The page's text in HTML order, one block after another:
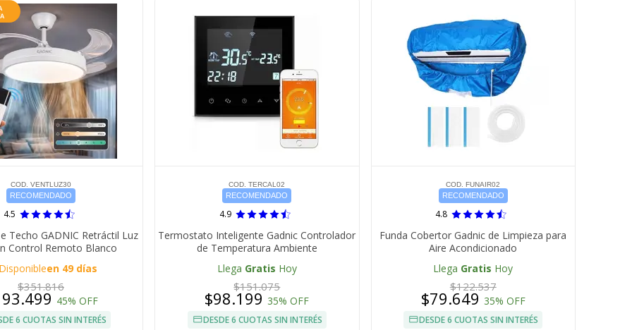
COD. VENTLUZ30
RECOMENDADO
4.5
Techo GADNIC Retráctil Luz
Control Remoto Blanco
en 49 días
$351.816
45% OFF
6 CUOTAS SIN INTERÉS
COD. TERCAL02
RECOMENDADO
4.9
Termostato Inteligente Gadnic Controlador
de Temperatura Ambiente
Llega Gratis Hoy
$151.075
$98.199 35% OFF
DESDE 6 CUOTAS SIN INTERÉS
COD. FUNAIR02
RECOMENDADO
4.8
Funda Cobertor Gadnic de Limpieza para
Aire Acondicionado
Llega Gratis Hoy
$122.537
$79.649 35% OFF
DESDE 6 CUOTAS SIN INTERÉS